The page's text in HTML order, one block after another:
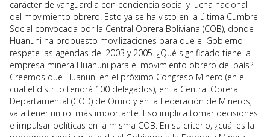
carácter de vanguardia con conciencia social y lucha nacional
del movimiento obrero. Esto ya se ha visto en la última Cumbre
Social convocada por la Central Obrera Boliviana (COB), donde
Huanuni ha propuesto movilizaciones para que el Gobierno
respete las agendas del 2003 y 2005. ¿Qué significado tiene la
empresa minera Huanuni para el movimiento obrero del país?
Creemos que Huanuni en el próximo Congreso Minero (en el
cual el distrito tendrá 100 delegados), en la Central Obrera
Departamental (COD) de Oruro y en la Federación de Mineros,
va a tener un rol más importante. Eso implica tomar decisiones
e impulsar políticas en la misma COB. En su criterio, ¿cuál es la